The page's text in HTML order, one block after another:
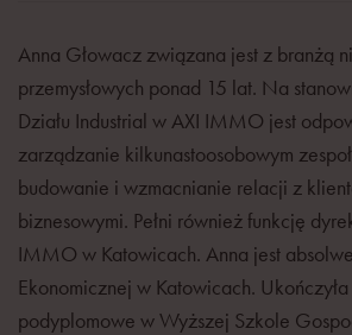
Anna Głowacz związana jest z branżą
przemysłowych ponad 15 lat. Na
Działu Industrial w AXI IMMO jest
zarządzanie kilkunastoosobowym
budowanie i wzmacnianie relacji z
biznesowymi. Pełni również funkcję
IMMO w Katowicach. Anna jest
Ekonomicznej w Katowicach.
podyplomowe w Wyższej Szkole